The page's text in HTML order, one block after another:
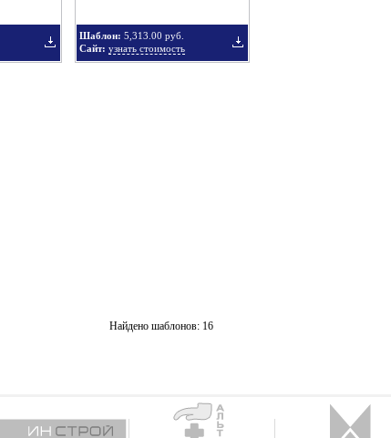
Шаблон: 5,313.00 руб.
Сайт: узнать стоимость
Найдено шаблонов: 16